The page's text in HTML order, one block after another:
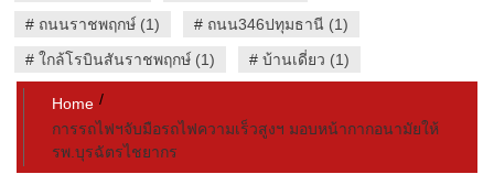
# ถนนราชพฤกษ์ (1) # ถนน346ปทุมธานี (1)
# ใกล้โรบินสันราชพฤกษ์ (1) # บ้านเดี่ยว (1)
Home
การรถไฟฯจับมือรถไฟความเร็วสูงฯ มอบหน้ากากอนามัยให้​
รพ.บุรฉัตรไชยากร